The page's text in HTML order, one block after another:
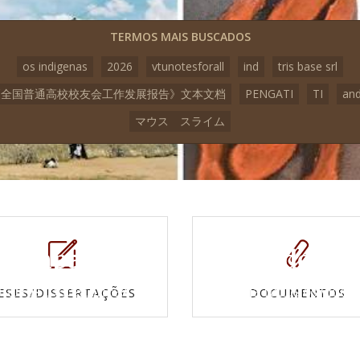
TERMOS MAIS BUSCADOS
os indigenas
2026 vtunotesforall ind
tris base srl
国普通高校校友会工作发展报告》文本文档
PENGATI TI
マウス スライム
DISSERTAÇÕES DOCUMENTOS
Mapas e
topográficas
Vídeos
Veja todos os vídeos